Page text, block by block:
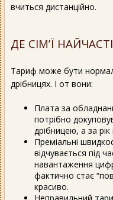
вчиться дистанційно.
ДЕ СІМ’Ї
Тариф може бути
дрібницях. І от вони:
Плата за
потрібно
дрібницею, а за рік
Преміальні
відчувається під
навантаження
фактично стає
красиво.
Неправильний